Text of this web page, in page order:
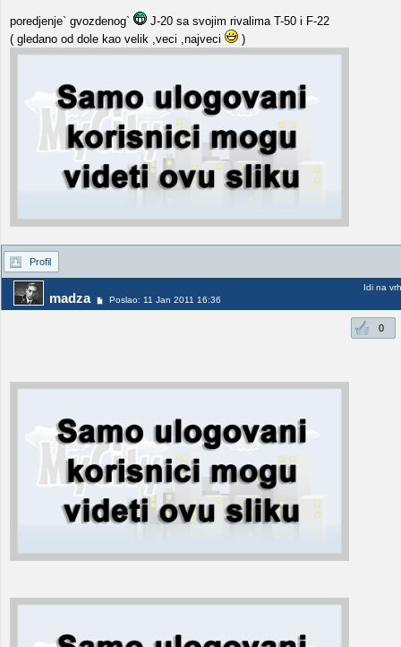
poredjenje` gvozdenog`
J-20 sa svojim rivalima T-50 i F-22
( gledano od dole kao velik ,veci ,najveci
)
Profil
madza Poslao: 11 Jan 2011 16:36
Idi na vrh
0